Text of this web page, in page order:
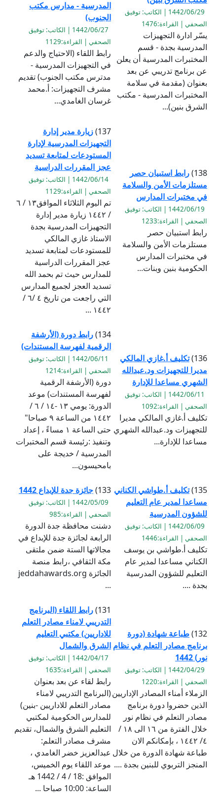
1442/06/29 | الكاتب: توفيق
الصحفي | القراءة:1476
يسّر ادارة التجهيزات
المدرسية بجدة - قسم
المختبرات المدرسية أن يعلن
عن برنامج تدريبي عن بعد
بعنوان (مقدمة في سلامة
المختبرات المدرسية - مكتب
الشرق بنين)...
المدرسية - مدارس مكتب
الجنوب)
1442/06/27 | الكاتب: توفيق
الصحفي | القراءة:1129
رابط اللقاء (الاحتياج والدعم
في التجهيزات المدرسية -
مدترس مكتب الجنوب) تقديم
مشرف التجهيزات: أ.محمد
غرسان الغامدي...
138) رابط استبيان حصر
مستلزمات الأمن والسلامة
في مختبرات المدارس
1442/06/19 | الكاتب: توفيق
الصحفي | القراءة:1233
رابط استبيان حصر
مستلزمات الأمن والسلامة
في مختبرات المدارس
الحكومية بنين وبنات...
137) زيارة مدير إدارة
التجهيزات المدرسية لإدارة
المستودعات لمتابعة تسديد
عجز المقررات الدراسية
1442/06/14 | الكاتب: توفيق
الصحفي | القراءة:1129
تم اليوم الثلاثاء الموافق١٣ / ٦
/ ١٤٤٢ زيارة مدير إدارة
التجهيزات المدرسية بجدة
الاستاذ غازي المالكي
للمستودعات لمتابعة تسديد
عجز المقررات الدراسية
للمدارس حيث تم بحمد الله
تسديد العجز لجميع المدارس
التي راجعت من تاريخ ٤ /٦ /
١٤٤٢ ...
136) تكليف أ.غازي المالكي
مديرا للتجهيزات ود.عبدالله
الشهري مساعدا للإدارة
1442/06/11 | الكاتب: توفيق
الصحفي | القراءة:1092
تكليف أ.غازي المالكي مديرا
للتجهيزات ود.عبدالله الشهري
مساعدا للإدارة...
134) رابط دورة (الأرشفة
الرقمية لفهرسة المستندات)
1442/06/11 | الكاتب: توفيق
الصحفي | القراءة:1214
دورة (الأرشفة الرقمية
لفهرسة المستندات) موعد
الدورة: يومي ١٣ -١٤ / ٦ /
١٤٤٢ من الساعة ٩ صباحا"
حتى الساعة ١ مساءً ، إعداد
وتنفيذ :رئيسة قسم المختبرات
المدرسية / خديجة على
بامحيسون...
135) تكليف أ.طواشي الكناني
مساعدا لمدير عام التعليم
للشؤون المدرسية
1442/06/09 | الكاتب: توفيق
الصحفي | القراءة:1446
تكليف أ.طواشي بن يوسف
الكناني مساعدا لمدير عام
التعليم للشؤون المدرسية
بجدة ....
133) جائزة جدة للإبداع 1442
1442/05/09 | الكاتب: توفيق
الصحفي | القراءة:985
دشنت محافظة جدة الدورة
الرابعة لجائزة جدة للإبداع في
مجالاتها الستة ضمن ملتقى
مكة الثقافي ،رابط منصة
الجائزة jeddahawards.org
...
132) طباعة شهادة (دورة
برنامج مصادر التعلم في نظام
نور) 1442
1442/04/29 | الكاتب: توفيق
الصحفي | القراءة:1220
الزملاء أمناء المصادر الإداريين
الذين حضروا دورة برنامج
مصادر التعلم في نظام نور
خلال الفترة من ١٦ الى ١٨ /
٤/ ١٤٤٢ ، بإمكانكم الان
طباعة شهادة الدورة من خلال
المنجز التربوي للبنين بجدة ....
131) رابط اللقاء (البرنامج
التدريبي لامناء مصادر التعلم
للاداريين) مكتبي التعليم
الشرق والشمال
1442/04/17 | الكاتب: توفيق
الصحفي | القراءة:1635
رابط لقاء عن بعد بعنوان
(البرنامج التدريبي لامناء
مصادر التعلم للاداريين -بنين)
للمدارس الحكومية لمكتبي
التعليم الشرق والشمال، تقديم
مشرف مصادر التعلم:
عبدالعزيز خضر الغامدي ،
موعد اللقاء يوم الخميس،
الموافق :18 / 4 / 1442 هـ
الساعة: 10:00 صباحا ...